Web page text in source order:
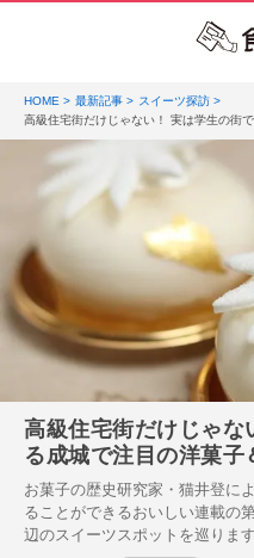
HOME 最新記事
スイーツ探訪
高級住宅街だけじゃない！ 実は学生の街
高級住宅街だけじゃな
る成城で注目の洋菓子
お菓子の歴史研究家・猫井登に
ることができるおいしい連載の
辺のスイーツスポットを巡ります